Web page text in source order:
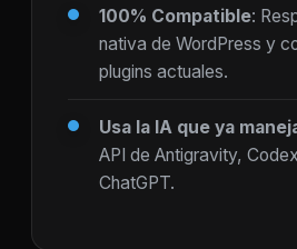
100% Compatible:
nativa de WordPress y
plugins actuales.
Usa la IA que ya
API de Antigravity,
ChatGPT.